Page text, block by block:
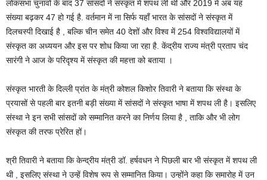
लोकसभा चुनावों के बाद 37 सांसदों ने संस्कृत में शपथ ली थी और 2019 में अब यह
संख्या बढ़कर 47 हो गई है. वर्तमान में ना सिर्फ यहाँ भारत के सांसदों ने संस्कृत में
दिलचस्पी दिखाई है , बल्कि चीन समेत 40 देशों और विश्व में 254 विश्वविद्यालयों में
संस्कृत का अध्ययन और इस पर शोध किया जा रहा है. केंद्रीय राज्य मंत्री प्रताप चंद
सारंगी ने आज के परिदृश्य में संस्कृत की महत्ता को बताया ।
संस्कृत भारती के दिल्ली प्रांत के मंत्री कोशल किशोर तिवारी ने बताया कि संस्था के
प्रयासों से पहली बार इतनी बड़ी संख्या में सांसदों ने संस्कृत भाषा में शपथ ली है। इसलिए
संस्था ने इन सभी सांसदों को सम्मानित करने का निर्णय लिया है , ताकि और भी लोग
संस्कृत की तरफ प्रेरित हों।
श्री तिवारी ने बताया कि केन्द्रीय मंत्री डॉ. हर्षवधन ने पिछली बार भी संस्कृत में शपथ ली
थी , इसलिए संस्था ने उन्हें विशेष रूप से सम्मानित किया। उन्होंने कहा कि समारोह में उन